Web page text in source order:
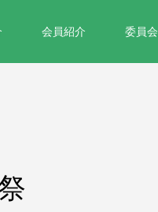
会員紹介 委員会